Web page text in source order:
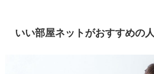
いい部屋ネットがおすすめの人